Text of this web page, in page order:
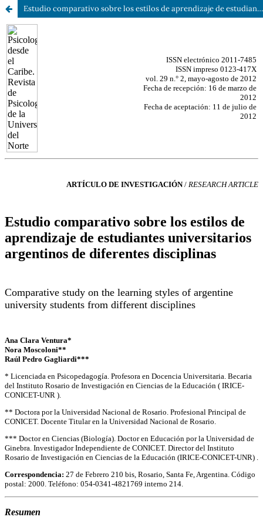
Estudio comparativo sobre los estilos de aprendizaje de estudiantes universitarios argentinos de diferentes disciplinas